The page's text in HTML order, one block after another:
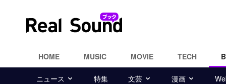
HOME MUSIC MOVIE TECH
ニュース 特集 文芸 漫画